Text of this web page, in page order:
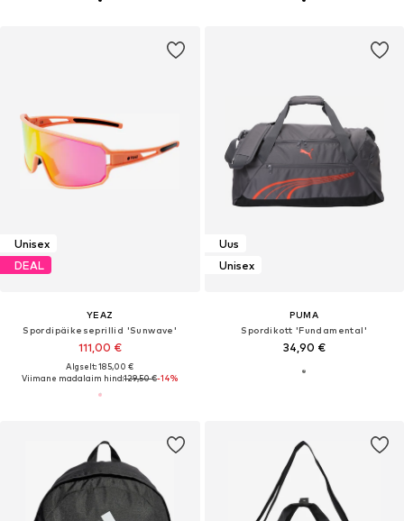
Unisex
DEAL
YEAZ
Spordipäikeseprillid 'Sunwave'
111,00 €
Algselt: 185,00 €
Viimane madalaim hind:129,50 €-14%
Uus
Unisex
PUMA
Spordikott 'Fundamental'
34,90 €